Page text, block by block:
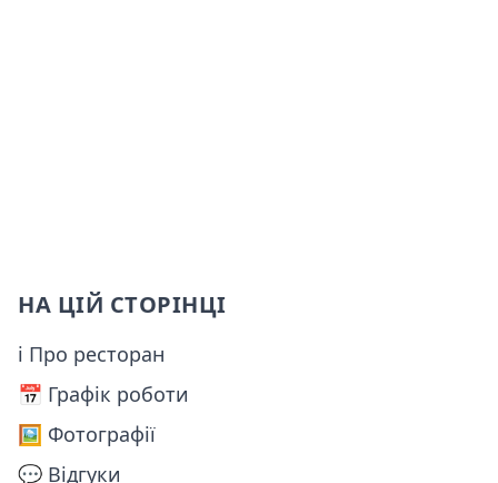
НА ЦІЙ СТОРІНЦІ
ℹ Про ресторан
📅️ Графік роботи
🖼️ Фотографії
💬 Відгуки